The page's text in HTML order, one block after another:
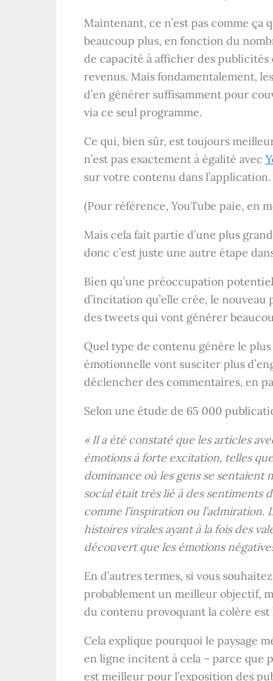
Maintenant, ce n’est pas comme
beaucoup plus, en fonction du
de capacité à afficher des
revenus. Mais fondamentalement,
d’en générer suffisamment pour
via ce seul programme.
Ce qui, bien sûr, est toujours
n’est pas exactement à égalité avec
sur votre contenu dans l’application.
(Pour référence, YouTube paie, en
Mais cela fait partie d’une plus
donc c’est juste une autre étape
Bien qu’une préoccupation
d’incitation qu’elle crée, le
des tweets qui vont générer
Quel type de contenu génère le
émotionnelle vont susciter plus
déclencher des commentaires, en
Selon une étude de 65 000
« Il a été constaté que les articles
émotions à forte excitation, telles
dominance où les gens se sentaient
social était très lié à des sentiments
comme l’inspiration ou
histoires virales ayant à la fois des
découvert que les émotions
En d’autres termes, si vous
probablement un meilleur objectif,
du contenu provoquant la colère est
Cela explique pourquoi le paysage
en ligne incitent à cela – parce que
est meilleur pour l’exposition des